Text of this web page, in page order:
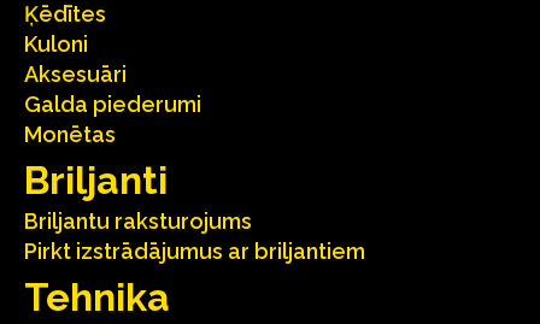
Ķēdītes
Kuloni
Aksesuāri
Galda piederumi
Monētas
Briljanti
Briljantu raksturojums
Pirkt izstrādājumus ar briljantiem
Tehnika